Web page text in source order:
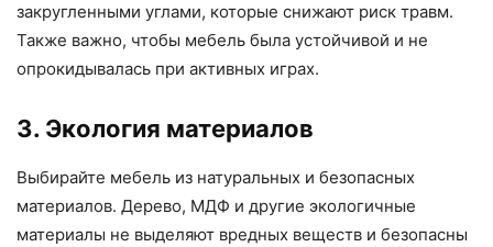
закругленными углами, которые снижают риск травм.
Также важно, чтобы мебель была устойчивой и не
опрокидывалась при активных играх.
3. Экология материалов
Выбирайте мебель из натуральных и безопасных
материалов. Дерево, МДФ и другие экологичные
материалы не выделяют вредных веществ и безопасны